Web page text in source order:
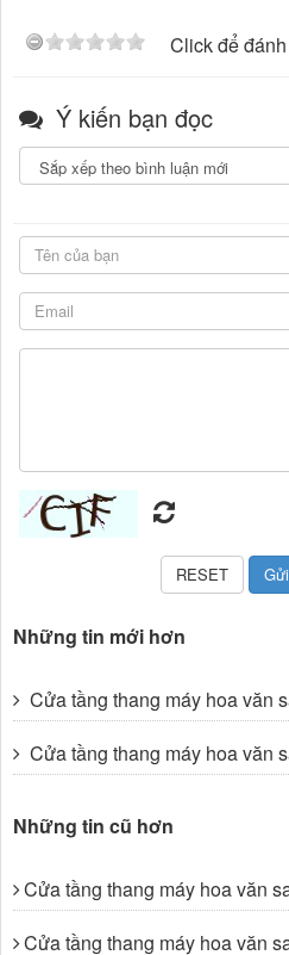
Click để
Ý kiến bạn đọc
Những tin mới hơn
Cửa tầng thang máy hoa văn
Cửa tầng thang máy hoa văn
Những tin cũ hơn
Cửa tầng thang máy hoa văn
Cửa tầng thang máy hoa văn